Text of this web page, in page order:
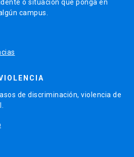
o situación que ponga en
campus.
de discriminación, violencia de